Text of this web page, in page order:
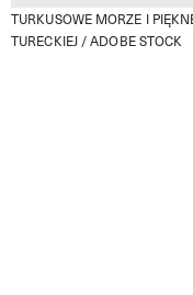
TURKUSOWE MORZE I
TURECKIEJ /ADOBE STOCK